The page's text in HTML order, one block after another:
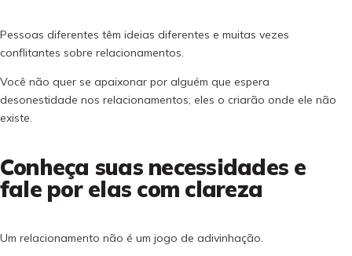
Pessoas diferentes têm ideias diferentes e muitas vezes
conflitantes sobre relacionamentos.
Você não quer se apaixonar por alguém que espera
desonestidade nos relacionamentos; eles o criarão onde ele não
existe.
Conheça suas necessidades e
fale por elas com clareza
Um relacionamento não é um jogo de adivinhação.